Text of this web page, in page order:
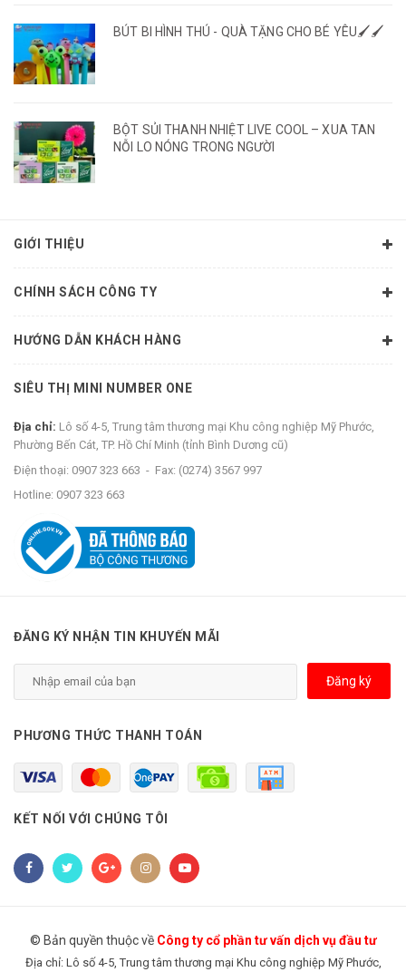
BÚT BI HÌNH THÚ - QUÀ TẶNG CHO BÉ YÊU🖌️🖌️
BỘT SỦI THANH NHIỆT LIVE COOL – XUA TAN
NỖI LO NÓNG TRONG NGƯỜI
GIỚI THIỆU
CHÍNH SÁCH CÔNG TY
HƯỚNG DẪN KHÁCH HÀNG
SIÊU THỊ MINI NUMBER ONE
Địa chỉ: Lô số 4-5, Trung tâm thương mại Khu công nghiệp Mỹ Phước,
Phường Bến Cát, TP. Hồ Chí Minh (tỉnh Bình Dương cũ)
Điện thoại: 0907 323 663 - Fax: (0274) 3567 997
Hotline: 0907 323 663
ĐĂNG KÝ NHẬN TIN KHUYẾN MÃI
Đăng ký
PHƯƠNG THỨC THANH TOÁN
KẾT NỐI VỚI CHÚNG TÔI
© Bản quyền thuộc về Công ty cổ phần tư vấn dịch vụ đầu tư
Địa chỉ: Lô số 4-5, Trung tâm thương mại Khu công nghiệp Mỹ Phước,